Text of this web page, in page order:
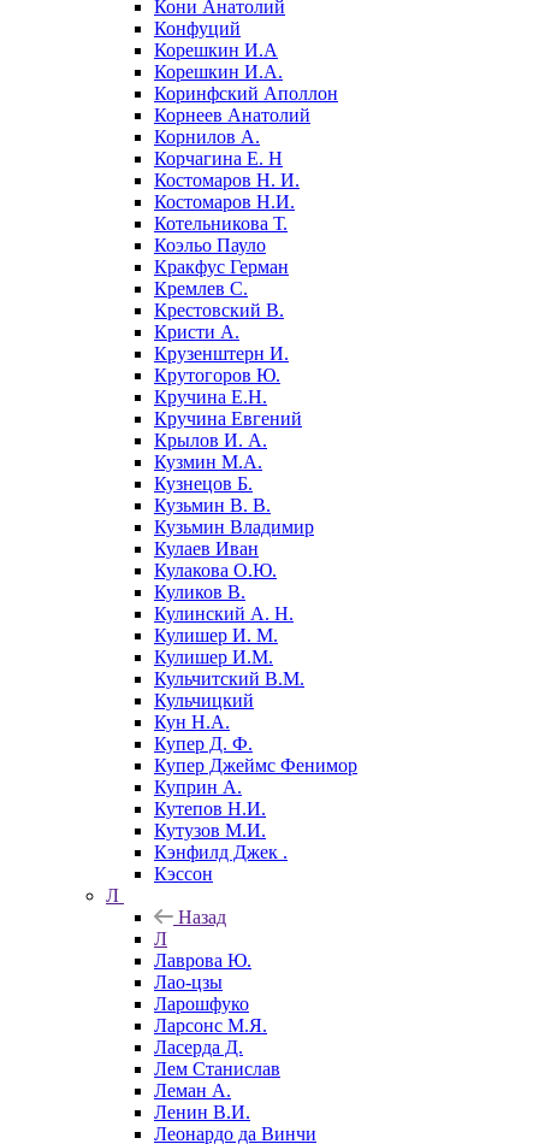
Кони Анатолий
Конфуций
Корешкин И.А
Корешкин И.А.
Коринфский Аполлон
Корнеев Анатолий
Корнилов А.
Корчагина Е. Н
Костомаров Н. И.
Костомаров Н.И.
Котельникова Т.
Коэльо Пауло
Кракфус Герман
Кремлев С.
Крестовский В.
Кристи А.
Крузенштерн И.
Крутогоров Ю.
Кручина Е.Н.
Кручина Евгений
Крылов И. А.
Кузмин М.А.
Кузнецов Б.
Кузьмин В. В.
Кузьмин Владимир
Кулаев Иван
Кулакова О.Ю.
Куликов В.
Кулинский А. Н.
Кулишер И. М.
Кулишер И.М.
Кульчитский В.М.
Кульчицкий
Кун Н.А.
Купер Д. Ф.
Купер Джеймс Фенимор
Куприн А.
Кутепов Н.И.
Кутузов М.И.
Кэнфилд Джек .
Кэссон
Л
Назад
Л
Лаврова Ю.
Лао-цзы
Ларошфуко
Ларсонс М.Я.
Ласерда Д.
Лем Станислав
Леман А.
Ленин В.И.
Леонардо да Винчи